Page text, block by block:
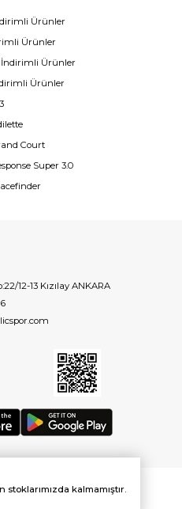
Ürünler
Ürünler
İndirimli Ürünler
Ürünler
Court
Super 3.0
12-13 Kızılay ANKARA
stoklarımızda kalmamıştır.